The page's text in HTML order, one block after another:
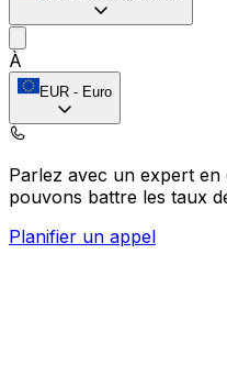
À
EUR - Euro
Parlez avec un expert en
pouvons battre les taux
Planifier un appel